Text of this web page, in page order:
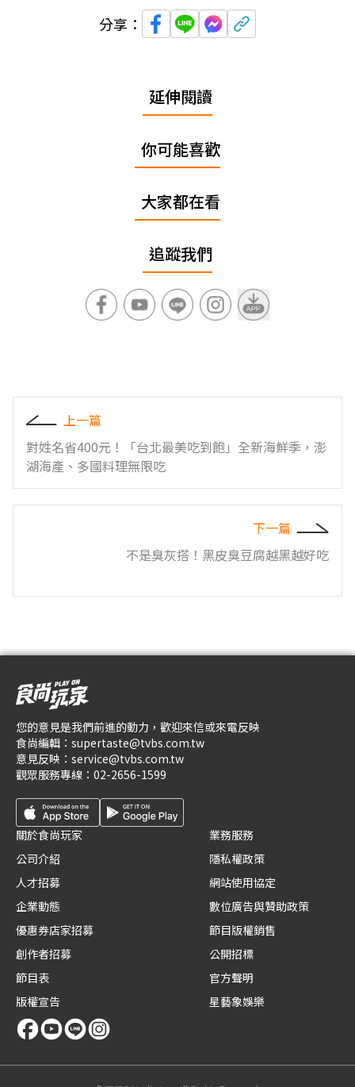
分享：
延伸閱讀
你可能喜歡
大家都在看
追蹤我們
上一篇
對姓名省400元！「台北最美吃到飽」全新海鮮季，澎
湖海產、多國料理無限吃
下一篇
不是臭灰搭！黑皮臭豆腐越黑越好吃
您的意見是我們前進的動力，歡迎來信或來電反映
食尚編輯： supertaste@tvbs.com.tw
意見反映： service@tvbs.com.tw
觀眾服務專線： 02-2656-1599
關於食尚玩家
公司介紹
人才招募
企業動態
優惠券店家招募
創作者招募
節目表
版權宣告
業務服務
隱私權政策
網站使用協定
數位廣告與贊助政策
節目版權銷售
公開招標
官方聲明
星藝象娛樂